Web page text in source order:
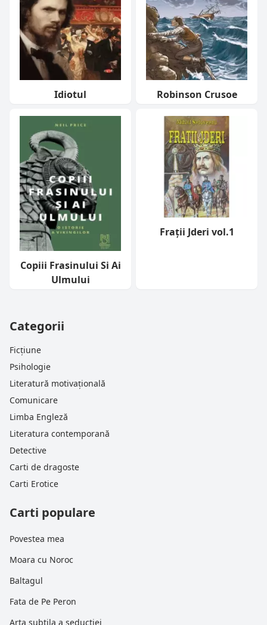
Idiotul Robinson Crusoe
Copiii Frasinului Si Ai
Ulmului
Frații Jderi vol.1
Categorii
Ficțiune
Psihologie
Literatură motivațională
Comunicare
Limba Engleză
Literatura contemporană
Detective
Carti de dragoste
Carti Erotice
Carti populare
Povestea mea
Moara cu Noroc
Baltagul
Fata de Pe Peron
Arta subtila a seductiei